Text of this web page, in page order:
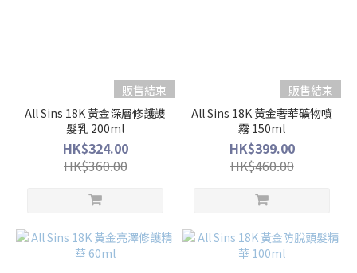
販售結束
All Sins 18K 黃金深層修護謢
髮乳 200ml
HK$324.00
HK$360.00
販售結束
All Sins 18K 黃金奢華礦物噴
霧 150ml
HK$399.00
HK$460.00